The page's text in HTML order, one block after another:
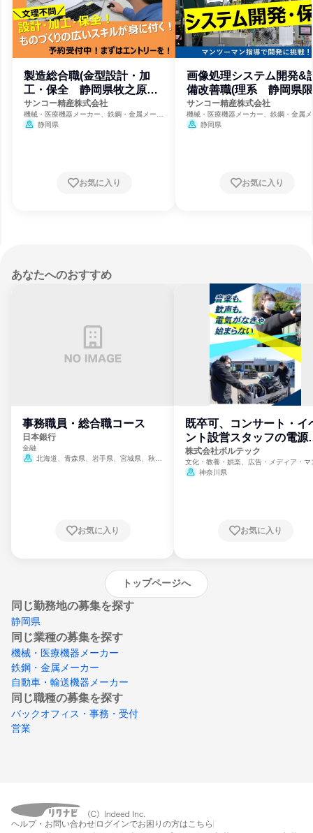
製造総合職(金型設計・加
工・保全 静岡県牧之原市
限定勤務)
サンコー精産株式会社
機械・医療機器メーカー、鉄鋼・金属メーカ
ー、自動車・輸送機器メーカー
静岡県
お気に入り
画像処理システム開発&
備改善職(理系 静岡県
勤務)
サンコー精産株式会社
機械・医療機器メーカー、鉄鋼・金属
ー、自動車・輸送機器メーカー
静岡県
お気に入り
あなたへのおすすめ
事務職員・総合職コース
日本銀行
金融
北海道、青森県、岩手県、宮城県、秋田
崎県、熊本県、大分県、宮崎県、鹿児島県、
お気に入り
既卒可、コンサート・イ
ント設営スタッフの電源
門
株式会社ボルテック
文化・教養・娯楽、広告・メディア・マ
ミ、電力・ガス・水道・エネルギー
神奈川県
お気に入り
トップページへ
同じ勤務地の募集を探す
静岡県
同じ業種の募集を探す
機械・医療機器メーカー
鉄鋼・金属メーカー
自動車・輸送機器メーカー
同じ職種の募集を探す
バックオフィス・事務・受付
営業
ヘルプ・お問い合わせ ログインでお困りの方はこちら